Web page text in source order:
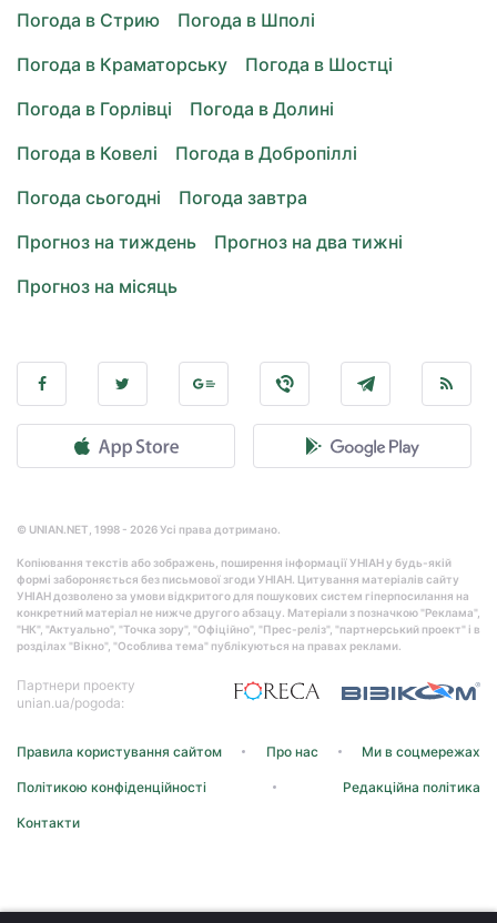
Погода в Стрию
Погода в Шполі
Погода в Краматорську
Погода в Шостці
Погода в Горлівці
Погода в Долині
Погода в Ковелі
Погода в Добропіллі
Погода сьогодні
Погода завтра
Прогноз на тиждень
Прогноз на два тижні
Прогноз на місяць
© UNIAN.NET, 1998 - 2026 Усі права дотримано.
Копіювання текстів або зображень, поширення інформації УНІАН у будь-якій
формі забороняється без письмової згоди УНІАН. Цитування матеріалів сайту
УНІАН дозволено за умови відкритого для пошукових систем гіперпосилання на
конкретний матеріал не нижче другого абзацу. Матеріали з позначкою "Реклама",
"НК", "Актуально", "Точка зору", "Офіційно", "Прес-реліз", "партнерський проект" і в
розділах "Вікно", "Особлива тема" публікуються на правах реклами.
Партнери проекту
unian.ua/pogoda:
Правила користування сайтом Про нас Ми в соцмережах
Політикою конфіденційності Редакційна політика
Контакти